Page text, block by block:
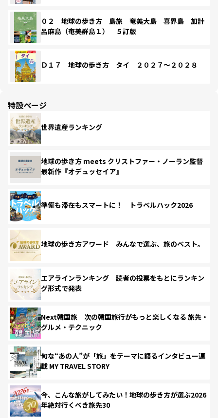
０２ 地球の歩き方 島旅 奄美大島 喜界島 加計
呂麻島（奄美群島１） ５訂版
Ｄ１７ 地球の歩き方 タイ ２０２７～２０２８
特設ページ
世界遺産ランキング
地球の歩き方 meets クリストファー・ノーラン監督
最新作『オデュッセイア』
準備も滞在もスマートに！ トラベルハック2026
地球の歩き方アワード みんなで選ぶ、旅のベスト。
エアラインランキング 読者の投票をもとにランキン
グ形式で発表
Next韓国旅 次の韓国旅行がもっと楽しくなる 旅先・
グルメ・テクニック
旬な“あの人”が「旅」をテーマに語るインタビュー連
載 MY TRAVEL STORY
今、こんな旅がしてみたい！地球の歩き方が選ぶ2026
年絶対行くべき旅先30